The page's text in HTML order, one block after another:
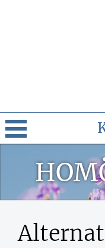
Cannabis
Leistungen
Ratgeber